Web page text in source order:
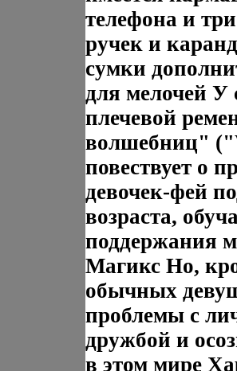
телефона и
ручек и
сумки
для мелочей У
плечевой
волшебниц"
повествует о
девочек-фей
возраста,
поддержания
Магикс Но,
обычных
проблемы с
дружбой и
в этом мире